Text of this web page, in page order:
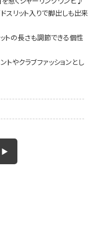
スリット入りで脚出しも出来
トの長さも調節できる個性
やクラブファッションとし
▶